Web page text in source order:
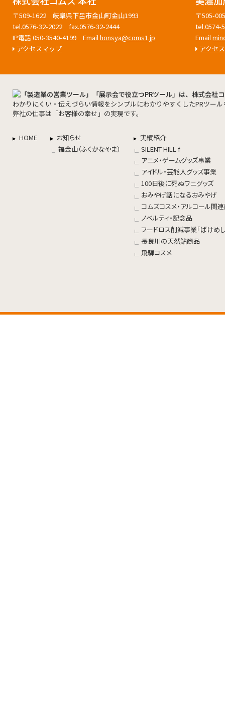
〒509-1622 岐阜県下呂市金山町金山1993
tel.0576-32-2022 fax.0576-32-2444
IP電話 050-3540-4199 Emailhonsya@coms1.jp
アクセスマップ
〒505-
tel.0574-
Email
アクセ
わかりにくい・伝えづらい情報をシンプルにわかりやすくしたPRツー
弊社の仕事は「お客様の幸せ」の実現です。
HOME
お知らせ
福金山（ふくかなやま）
実績紹介
SILENT HILL f
アニメ・ゲームグッズ事業
アイドル・芸能人グッズ事業
100日後に死ぬワニグッズ
おみやげ話になるおみやげ
コムズコスメ・アルコール関
ノベルティ・記念品
フードロス削減事業「ばけめし
長良川の天然鮎商品
飛騨コスメ